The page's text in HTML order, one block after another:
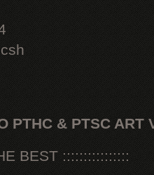
PTHC & PTSC ART
BEST ::::::::::::::::